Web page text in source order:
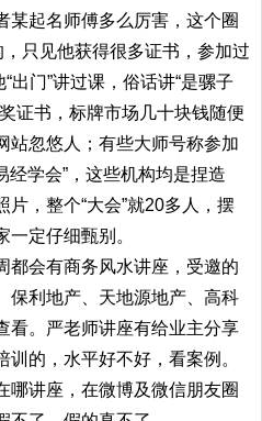
某起名师傅多么厉害，这个圈
，只见他获得很多证书，参加过
出门”讲过课，俗话讲“是骡子
证书，标牌市场几十块钱随便
站忽悠人；有些大师号称参加
经学会”，这些机构均是捏造
，整个“大会”就20多人，摆
定仔细甄别。
都会有商务风水讲座，受邀的
保利地产、天地源地产、高科
看。严老师讲座有给业主分享
的，水平好不好，看案例。
哪讲座，在微博及微信朋友圈